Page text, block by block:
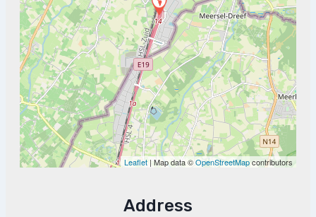
Leaflet | Map data ©OpenStreetMapcontributors
Address